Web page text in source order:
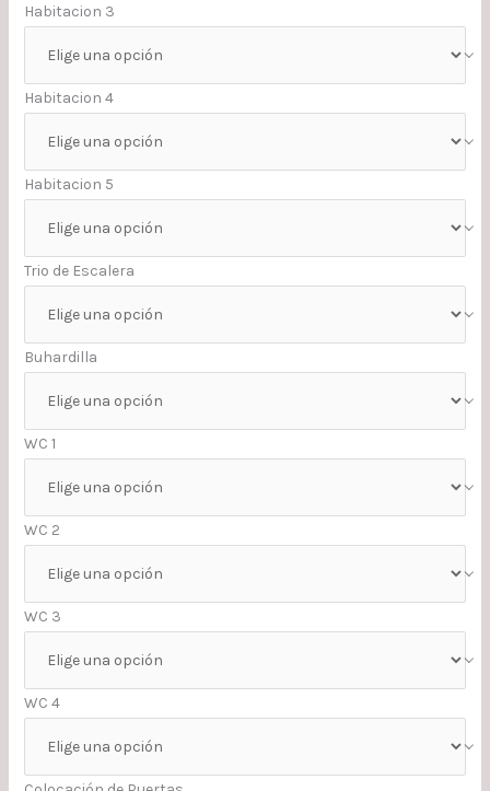
Habitacion 3
Habitacion 4
Habitacion 5
Trio de Escalera
Buhardilla
WC 1
WC 2
WC 3
WC 4